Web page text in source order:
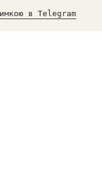
в Telegram